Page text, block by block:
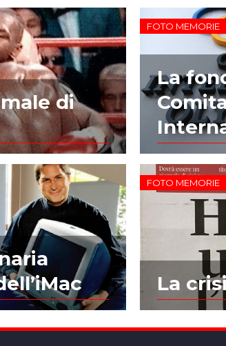
di
FOTO MEMORIE
La
FOTO MEMORIE
La